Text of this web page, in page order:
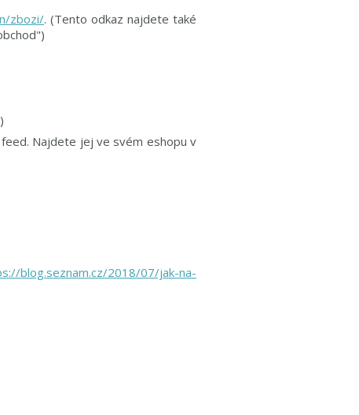
zbozi/. (Tento odkaz najdete také
Najdete jej ve svém eshopu v
blog.seznam.cz/2018/07/jak-na-